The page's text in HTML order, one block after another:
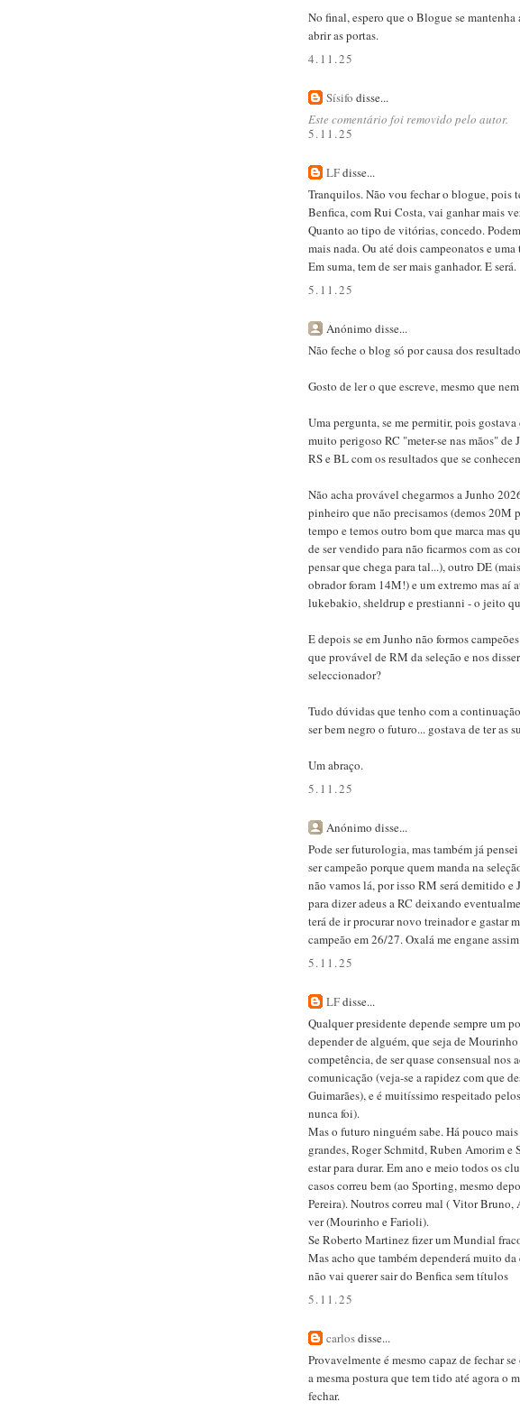
No final, espero que o Blogue se
abrir as portas.
4.11.25
Sísifo disse...
Este comentário foi removido pelo autor.
5.11.25
LFdisse...
Tranquilos. Não vou fechar o blogue, pois
Benfica, com Rui Costa, vai ganhar mais
Quanto ao tipo de vitórias, concedo.
mais nada. Ou até dois campeonatos e uma
Em suma, tem de ser mais ganhador. E será.
5.11.25
Anónimo disse...
Não feche o blog só por causa dos
Gosto de ler o que escreve, mesmo que
Uma pergunta, se me permitir, pois
muito perigoso RC "meter-se nas mãos"
RS e BL com os resultados que se
Não acha provável chegarmos a Junho
pinheiro que não precisamos (demos 20M
tempo e temos outro bom que marca mas
de ser vendido para não ficarmos com as
pensar que chega para tal...), outro DE
obrador foram 14M!) e um extremo mas aí
lukebakio, sheldrup e prestianni - o jeito
E depois se em Junho não formos
que provável de RM da seleção e nos
seleccionador?
Tudo dúvidas que tenho com a
ser bem negro o futuro... gostava de ter as
Um abraço.
5.11.25
Anónimo disse...
Pode ser futurologia, mas também já
ser campeão porque quem manda na
não vamos lá, por isso RM será demitido
para dizer adeus a RC deixando
terá de ir procurar novo treinador e gastar
campeão em 26/27. Oxalá me engane
5.11.25
LFdisse...
Qualquer presidente depende sempre um
depender de alguém, que seja de
competência, de ser quase consensual nos
comunicação (veja-se a rapidez com que
Guimarães), e é muitíssimo respeitado
nunca foi).
Mas o futuro ninguém sabe. Há pouco
grandes, Roger Schmitd, Ruben Amorim e
estar para durar. Em ano e meio todos os
casos correu bem (ao Sporting, mesmo
Pereira). Noutros correu mal ( Vitor Bruno,
ver (Mourinho e Farioli).
Se Roberto Martinez fizer um Mundial
Mas acho que também dependerá muito
não vai querer sair do Benfica sem títulos
5.11.25
carlosdisse...
Provavelmente é mesmo capaz de fechar
a mesma postura que tem tido até agora o
fechar.